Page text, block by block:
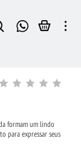
formam um lindo
para expressar seus